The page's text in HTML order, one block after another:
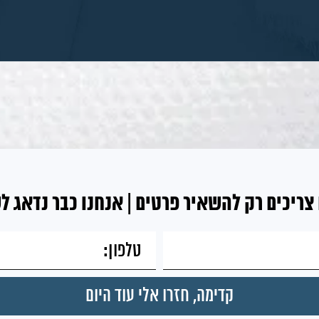
רק להשאיר פרטים | אנחנו כבר נדאג